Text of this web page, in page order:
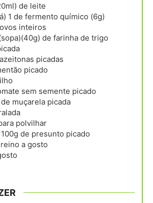
de leite
1 de fermento químico (6g)
ovos inteiros
de farinha de trigo
azeitonas picadas
picado
sem semente picado
de muçarela picada
polvilhar
100g de presunto picado
a gosto